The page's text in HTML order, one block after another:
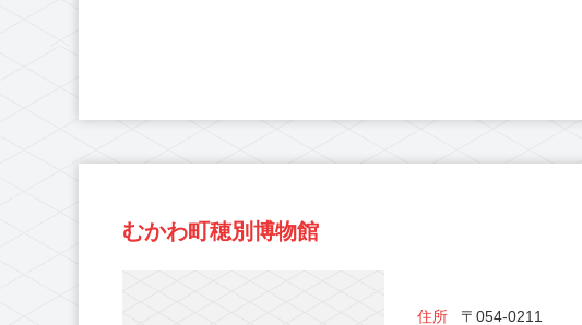
むかわ町穂別博物館
住所 〒054-0211